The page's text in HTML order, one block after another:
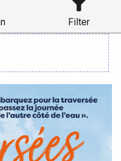
Filter